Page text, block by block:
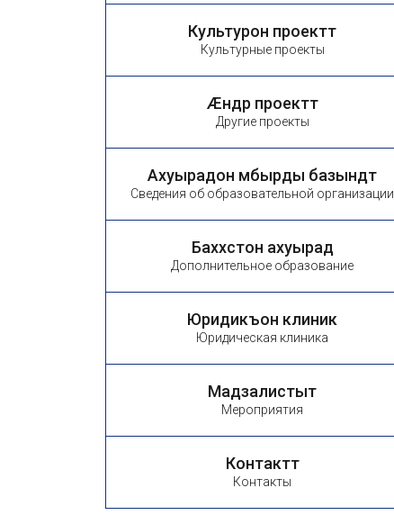
Культурон проекттӕ
Культурные проекты
Æндӕр проекттӕ
Другие проекты
Ахуырадон ӕмбырды базындтӕ
Сведения об образовательной организации
Баххӕстон ахуырад
Дополнительное образование
Юридикъон клиникӕ
Юридическая клиника
Мадзалистытӕ
Мероприятия
Контакттӕ
Контакты